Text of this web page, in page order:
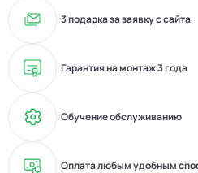
3 подарка за заявку с сайта
Гарантия на монтаж 3 года
Обучение обслуживанию
Оплата любым удобным